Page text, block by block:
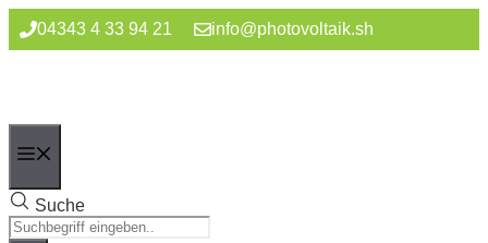
Zum
Inhalt
springen
04343 4 33 94 21 info@photovoltaik.sh
Suche